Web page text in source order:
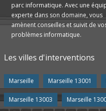
parc informatique. Avec une
experte dans son domaine, vous
amènent conseilles et suivit de
problèmes informatique.
Les villes d'interventions
Marseille Marseille 13001
Marseille 13003 Marseille